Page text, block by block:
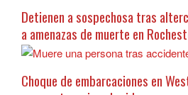
Detienen a sospechosa tras
a amenazas de muerte en
Choque de embarcaciones en